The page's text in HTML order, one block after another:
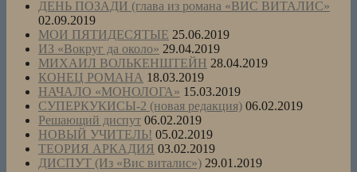
ДЕНЬ ПОЗАДИ (глава из романа «ВИС ВИТАЛИС»
02.09.2019
МОИ ПЯТИДЕСЯТЫЕ 25.06.2019
ИЗ «Вокруг да около» 29.04.2019
МИХАИЛ ВОЛЬКЕНШТЕЙН 28.04.2019
КОНЕЦ РОМАНА 18.03.2019
НАЧАЛО «МОНОЛОГА» 15.03.2019
СУПЕРКУКИСЫ-2 (новая редакция) 06.02.2019
Решающий диспут 06.02.2019
НОВЫЙ УЧИТЕЛЬ! 05.02.2019
ТЕОРИЯ АРКАДИЯ 03.02.2019
ДИСПУТ (Из «Вис виталис») 29.01.2019